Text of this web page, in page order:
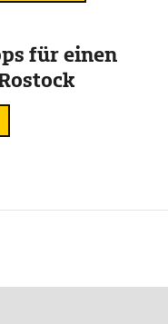
für einen